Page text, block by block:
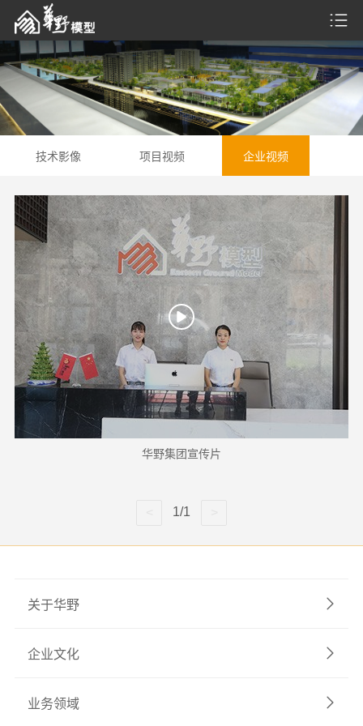
技术影像 项目视频 企业视频
华野集团宣传片
1/1
关于华野
企业文化
业务领域